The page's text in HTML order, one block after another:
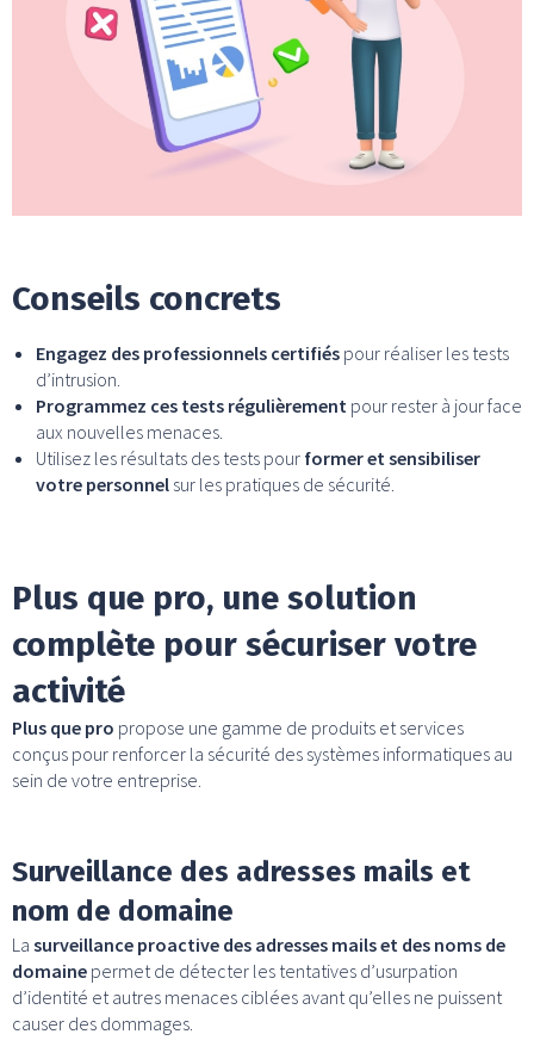
Conseils concrets
Engagez des professionnels certifiés pour réaliser les tests
d’intrusion.
Programmez ces tests régulièrement pour rester à jour face
aux nouvelles menaces.
Utilisez les résultats des tests pour former et sensibiliser
votre personnel sur les pratiques de sécurité.
Plus que pro, une solution
complète pour sécuriser votre
activité
Plus que pro propose une gamme de produits et services
conçus pour renforcer la sécurité des systèmes informatiques au
sein de votre entreprise.
Surveillance des adresses mails et
nom de domaine
La surveillance proactive des adresses mails et des noms de
domaine permet de détecter les tentatives d’usurpation
d’identité et autres menaces ciblées avant qu’elles ne puissent
causer des dommages.